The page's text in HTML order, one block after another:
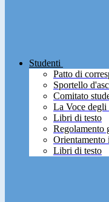
Studenti
Patto di
Sportello
Comitato
La Voce degli
Libri di testo
Regolamento
Orientamento
Libri di testo